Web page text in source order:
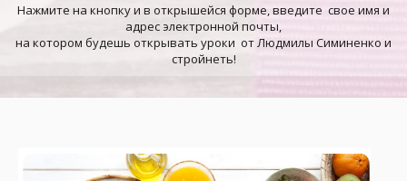
Нажмите на кнопку и в открышейся форме, введите свое имя и
адрес электронной почты,
на котором будешь открывать уроки от Людмилы Симиненко и
стройнеть!